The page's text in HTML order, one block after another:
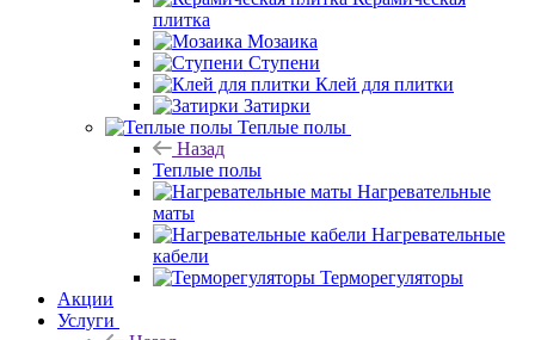
плитка
Мозаика
Ступени
Клей для плитки
Затирки
Теплые полы
Назад
Теплые полы
Нагревательные
маты
Нагревательные
кабели
Терморегуляторы
Акции
Услуги